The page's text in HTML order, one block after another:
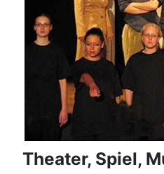
Theater, Spiel,